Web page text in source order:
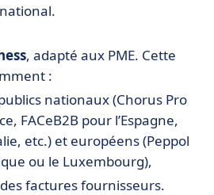
, adapté aux PME. Cette
:
nationaux(Chorus Pro
FACeB2B pour l’Espagne,
etc.) et européens (Peppol
ou le Luxembourg),
factures fournisseurs.